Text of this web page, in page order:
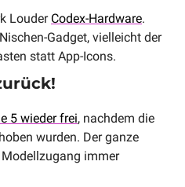
Louder Codex-Hardware.
Gadget, vielleicht der
statt App-Icons.
5 wieder frei
wurden. Der ganze
immer